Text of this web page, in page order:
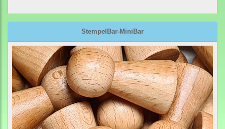
StempelBar-MiniBar